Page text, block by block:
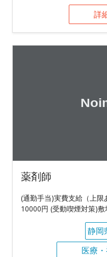
詳
薬剤師
(通勤手当)実費支給（上
10000円 (受動喫煙対策)
静岡
医療